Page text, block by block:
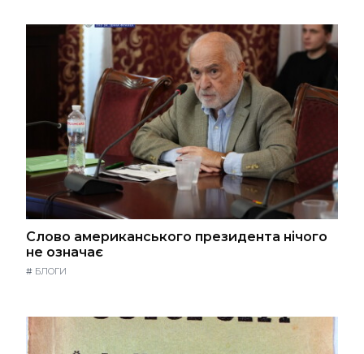
Слово американського президента нічого
не означає
# БЛОГИ